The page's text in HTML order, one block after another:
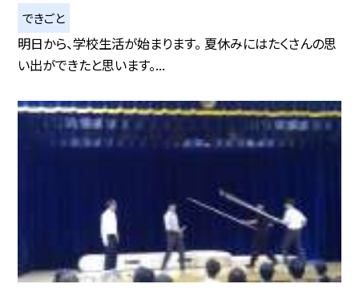
できごと
明日から、学校生活が始まります。 夏休みにはたくさんの思
い出ができたと思います。...